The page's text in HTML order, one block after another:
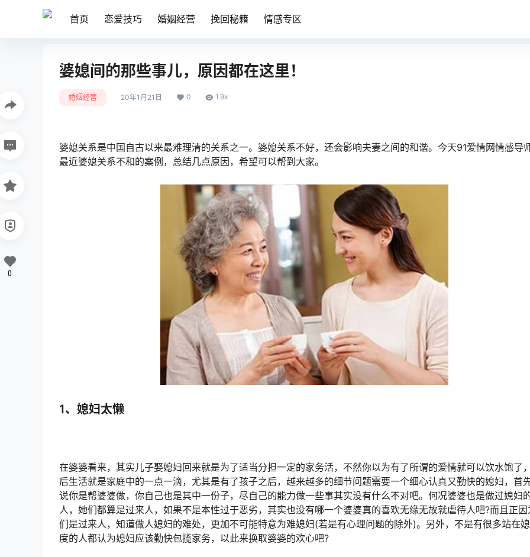
首页 恋爱技巧 婚姻经营 挽回秘籍 情感专区
婆媳间的那些事儿，原因都在这里！
婚姻经营 20年1月21日 0 1.9k
婆媳关系是中国自古以来最难理清的关系之一。婆媳关系不好，还会影响夫妻之间的和谐。今天91爱情网情感导
最近婆媳关系不和的案例，总结几点原因，希望可以帮到大家。
1、媳妇太懒
在婆婆看来，其实儿子娶媳妇回来就是为了适当分担一定的家务活，不然你以为有了所谓的爱情就可以饮水饱了
后生活就是家庭中的一点一滴，尤其是有了孩子之后，越来越多的细节问题需要一个细心认真又勤快的媳妇，首
说你是帮婆婆做，你自己也是其中一份子，尽自己的能力做一些事其实没有什么不对吧。何况婆婆也是做过媳妇
人，她们都算是过来人，如果不是本性过于恶劣，其实也没有哪一个婆婆真的喜欢无缘无故就虐待人吧?而且正因
们是过来人，知道做人媳妇的难处，更加不可能特意为难媳妇(若是有心理问题的除外)。另外，不是有很多站在
度的人都认为媳妇应该勤快包揽家务，以此来换取婆婆的欢心吧?
0